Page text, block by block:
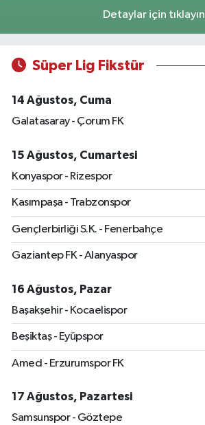
Detaylar için tıklayın
Süper Lig Fikstür
14 Ağustos, Cuma
Galatasaray - Çorum FK
15 Ağustos, Cumartesi
Konyaspor - Rizespor
Kasımpaşa - Trabzonspor
Gençlerbirliği S.K. - Fenerbahçe
Gaziantep FK - Alanyaspor
16 Ağustos, Pazar
Başakşehir - Kocaelispor
Beşiktaş - Eyüpspor
Amed - Erzurumspor FK
17 Ağustos, Pazartesi
Samsunspor - Göztepe